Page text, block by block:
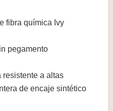
fibra química Ivy
pegamento
resistente a altas
de encaje sintético